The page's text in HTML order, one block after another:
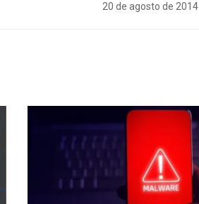
20 de agosto de 2014